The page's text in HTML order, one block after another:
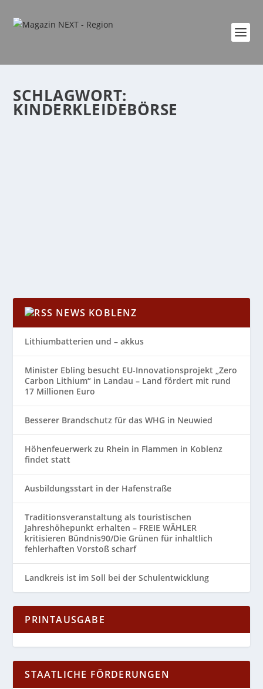
SCHLAGWORT:
KINDERKLEIDEBÖRSE
NEWS KOBLENZ
Lithiumbatterien und – akkus
Minister Ebling besucht EU-Innovationsprojekt „Zero
Carbon Lithium“ in Landau – Land fördert mit rund
17 Millionen Euro
Besserer Brandschutz für das WHG in Neuwied
Höhenfeuerwerk zu Rhein in Flammen in Koblenz
findet statt
Ausbildungsstart in der Hafenstraße
Traditionsveranstaltung als touristischen
Jahreshöhepunkt erhalten – FREIE WÄHLER
kritisieren Bündnis90/Die Grünen für inhaltlich
fehlerhaften Vorstoß scharf
Landkreis ist im Soll bei der Schulentwicklung
PRINTAUSGABE
STAATLICHE FÖRDERUNGEN